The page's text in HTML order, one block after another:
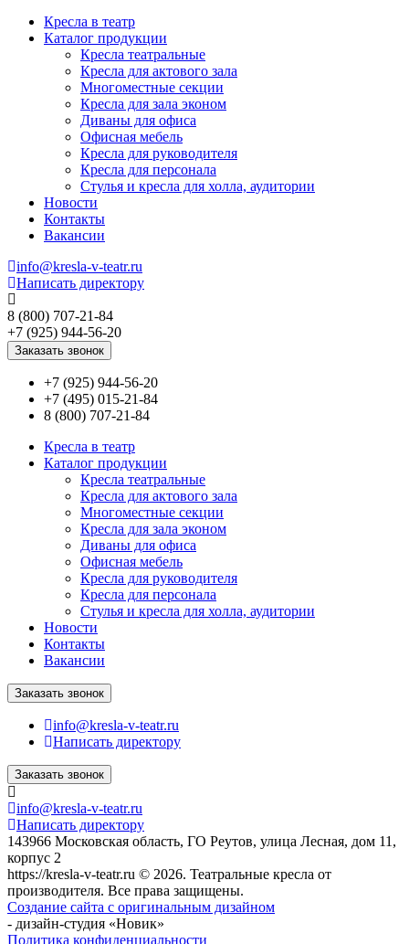
Кресла в театр
Каталог продукции
Кресла театральные
Кресла для актового зала
Многоместные секции
Кресла для зала эконом
Диваны для офиса
Офисная мебель
Кресла для руководителя
Кресла для персонала
Стулья и кресла для холла, аудитории
Новости
Контакты
Вакансии
info@kresla-v-teatr.ru
Написать директору
8 (800) 707-21-84
+7 (925) 944-56-20
Заказать звонок
+7 (925) 944-56-20
+7 (495) 015-21-84
8 (800) 707-21-84
Кресла в театр
Каталог продукции
Кресла театральные
Кресла для актового зала
Многоместные секции
Кресла для зала эконом
Диваны для офиса
Офисная мебель
Кресла для руководителя
Кресла для персонала
Стулья и кресла для холла, аудитории
Новости
Контакты
Вакансии
Заказать звонок
info@kresla-v-teatr.ru
Написать директору
Заказать звонок
info@kresla-v-teatr.ru
Написать директору
143966 Московская область, ГО Реутов, улица Лесная, дом 11,
корпус 2
https://kresla-v-teatr.ru © 2026. Театральные кресла от
производителя. Все права защищены.
Создание сайта с оригинальным дизайном
- дизайн-студия «Новик»
Политика конфиденциальности